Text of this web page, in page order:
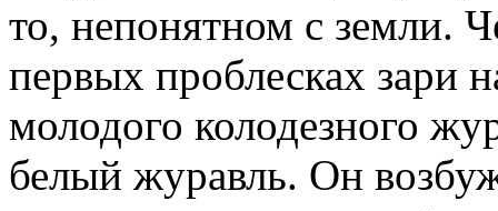
то, непонятном с земли.
первых проблесках зари
молодого колодезного
белый журавль. Он